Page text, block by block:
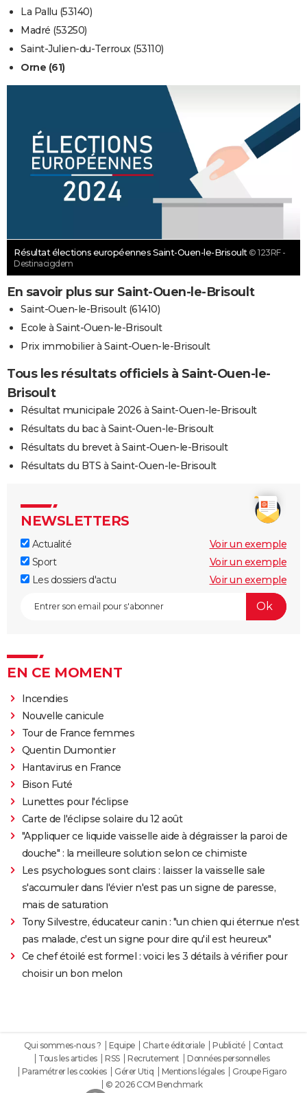
La Pallu (53140)
Madré (53250)
Saint-Julien-du-Terroux (53110)
Orne (61)
Résultat élections européennes Saint-Ouen-le-Brisoult © 123RF -
Destinacigdem
En savoir plus sur Saint-Ouen-le-Brisoult
Saint-Ouen-le-Brisoult (61410)
Ecole à Saint-Ouen-le-Brisoult
Prix immobilier à Saint-Ouen-le-Brisoult
Tous les résultats officiels à Saint-Ouen-le-
Brisoult
Résultat municipale 2026 à Saint-Ouen-le-Brisoult
Résultats du bac à Saint-Ouen-le-Brisoult
Résultats du brevet à Saint-Ouen-le-Brisoult
Résultats du BTS à Saint-Ouen-le-Brisoult
NEWSLETTERS
Actualité
Voir un exemple
Sport
Voir un exemple
Les dossiers d'actu
Voir un exemple
EN CE MOMENT
Incendies
Nouvelle canicule
Tour de France femmes
Quentin Dumontier
Hantavirus en France
Bison Futé
Lunettes pour l'éclipse
Carte de l'éclipse solaire du 12 août
"Appliquer ce liquide vaisselle aide à dégraisser la paroi de
douche" : la meilleure solution selon ce chimiste
Les psychologues sont clairs : laisser la vaisselle sale
s'accumuler dans l'évier n'est pas un signe de paresse,
mais de saturation
Tony Silvestre, éducateur canin : "un chien qui éternue n'est
pas malade, c'est un signe pour dire qu'il est heureux"
Ce chef étoilé est formel : voici les 3 détails à vérifier pour
choisir un bon melon
Qui sommes-nous ? Equipe Charte éditoriale Publicité
Contact
Tous les articles
RSS Recrutement
Données personnelles
Paramétrer les cookies
Gérer Utiq Mentions légales
Groupe Figaro
© 2026 CCM Benchmark